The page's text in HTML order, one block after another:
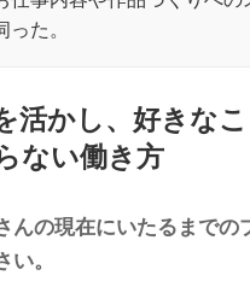
った。
活かし、好きな
ない働き方
の現在にいたるまでの
い。